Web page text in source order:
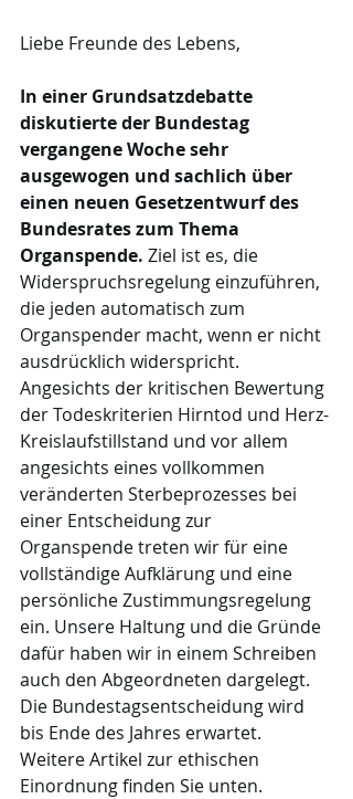
Liebe Freunde des Lebens,
In einer Grundsatzdebatte
diskutierte der Bundestag
vergangene Woche sehr
ausgewogen und sachlich über
einen neuen Gesetzentwurf des
Bundesrates zum Thema
Organspende. Ziel ist es, die
Widerspruchsregelung einzuführen,
die jeden automatisch zum
Organspender macht, wenn er nicht
ausdrücklich widerspricht.
Angesichts der kritischen Bewertung
der Todeskriterien Hirntod und Herz-
Kreislaufstillstand und vor allem
angesichts eines vollkommen
veränderten Sterbeprozesses bei
einer Entscheidung zur
Organspende treten wir für eine
vollständige Aufklärung und eine
persönliche Zustimmungsregelung
ein. Unsere Haltung und die Gründe
dafür haben wir in einem Schreiben
auch den Abgeordneten dargelegt.
Die Bundestagsentscheidung wird
bis Ende des Jahres erwartet.
Weitere Artikel zur ethischen
Einordnung finden Sie unten.